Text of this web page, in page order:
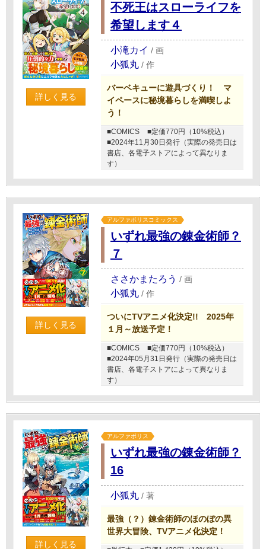
詳しく見る
不死王はスローライフを
希望します４
小滝カイ / 画
小狐丸 / 作
バーベキューに遊具づくり！ マ
イペースに秘境暮らしを満喫しよ
う！
■COMICS
■定価770円（10%税込）
■2024年11月30日発行（実際の発売日は
書店、各電子ストアによって異なりま
す）
詳しく見る
アルファポリスコミックス
いずれ最強の錬金術師？
７
ささかまたろう / 画
小狐丸 / 作
ついにTVアニメ化決定!! 2025年
１月～放送予定！
■COMICS
■定価770円（10%税込）
■2024年05月31日発行（実際の発売日は
書店、各電子ストアによって異なりま
す）
詳しく見る
アルファポリス
いずれ最強の錬金術師？
16
小狐丸 / 著
最強（？）錬金術師のほのぼの異
世界大冒険、TVアニメ化決定！